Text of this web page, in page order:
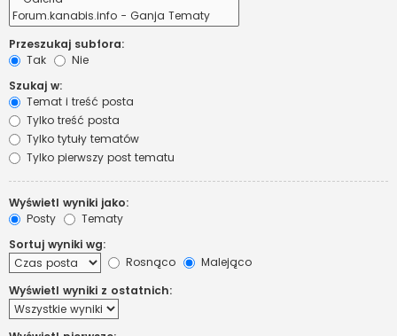
Przeszukaj subfora:
Tak
Nie
Szukaj w:
Temat i treść posta
Tylko treść posta
Tylko tytuły tematów
Tylko pierwszy post tematu
Wyświetl wyniki jako:
Posty
Tematy
Sortuj wyniki wg:
Rosnąco
Malejąco
Wyświetl wyniki z ostatnich: